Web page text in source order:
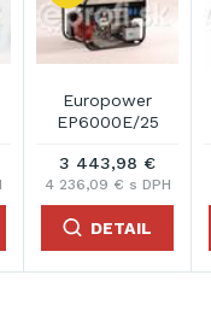
Europower
EP6000E/25
3 443,98 €
4 236,09 € s DPH
DETAIL